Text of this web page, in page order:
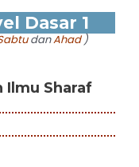
Dasar 1
danAhad)
Ilmu Sharaf